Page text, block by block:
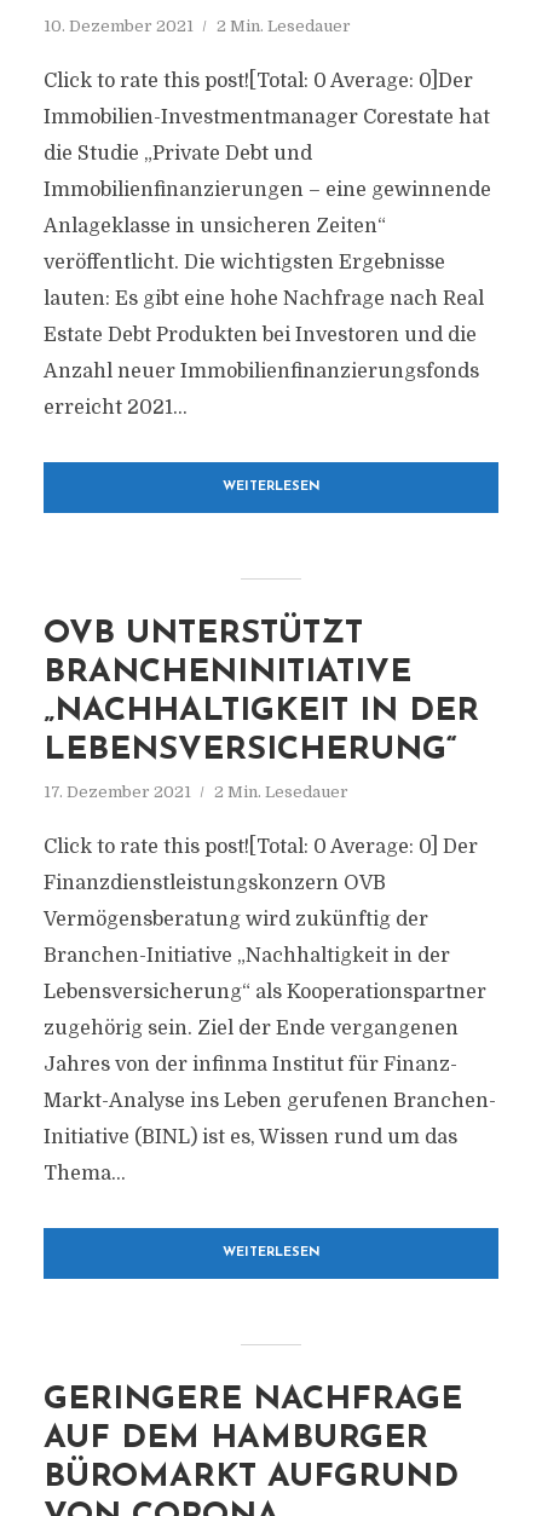
10. Dezember 2021 2 Min. Lesedauer
Click to rate this post![Total: 0 Average: 0]Der
Immobilien-Investmentmanager Corestate hat
die Studie „Private Debt und
Immobilienfinanzierungen – eine gewinnende
Anlageklasse in unsicheren Zeiten“
veröffentlicht. Die wichtigsten Ergebnisse
lauten: Es gibt eine hohe Nachfrage nach Real
Estate Debt Produkten bei Investoren und die
Anzahl neuer Immobilienfinanzierungsfonds
erreicht 2021...
WEITERLESEN
OVB UNTERSTÜTZT
BRANCHENINITIATIVE
„NACHHALTIGKEIT IN DER
LEBENSVERSICHERUNG“
17. Dezember 2021 2 Min. Lesedauer
Click to rate this post![Total: 0 Average: 0] Der
Finanzdienstleistungskonzern OVB
Vermögensberatung wird zukünftig der
Branchen-Initiative „Nachhaltigkeit in der
Lebensversicherung“ als Kooperationspartner
zugehörig sein. Ziel der Ende vergangenen
Jahres von der infinma Institut für Finanz-
Markt-Analyse ins Leben gerufenen Branchen-
Initiative (BINL) ist es, Wissen rund um das
Thema...
WEITERLESEN
GERINGERE NACHFRAGE
AUF DEM HAMBURGER
BÜROMARKT AUFGRUND